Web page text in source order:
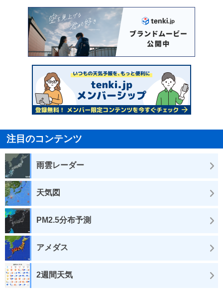
注目のコンテンツ
雨雲レーダー
天気図
PM2.5分布予測
アメダス
2週間天気